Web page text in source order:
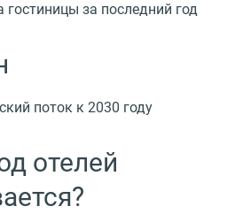
гостиницы за последний год
поток к 2030 году
отелей